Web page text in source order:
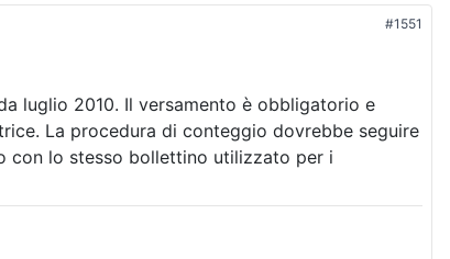
#1551
luglio 2010. Il versamento è obbligatorio e
La procedura di conteggio dovrebbe seguire
con lo stesso bollettino utilizzato per i